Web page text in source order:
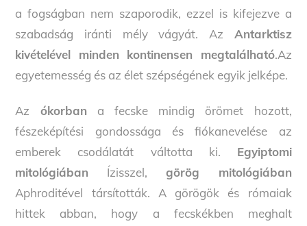
a fogságban nem szaporodik, ezzel is kifejezve a
szabadság iránti mély vágyát. Az Antarktisz
kivételével minden kontinensen megtalálható.Az
egyetemesség és az élet szépségének egyik jelképe.
Az ókorban a fecske mindig örömet hozott,
fészeképítési gondossága és fiókanevelése az
emberek csodálatát váltotta ki. Egyiptomi
mitológiában Ízisszel, görög mitológiában
Aphroditével társították. A görögök és rómaiak
hittek abban, hogy a fecskékben meghalt